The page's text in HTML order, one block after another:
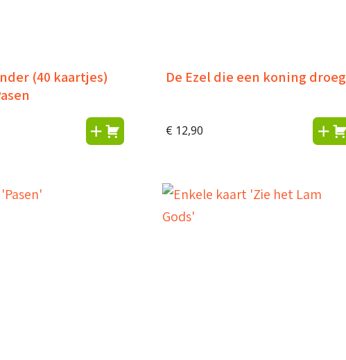
(40 kaartjes)
De Ezel die een koning droeg
€ 12,90